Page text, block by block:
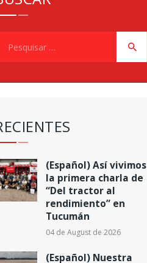
(Español) Así vivimos
la primera charla de
“Del tractor al
rendimiento” en
Tucumán
04 de August de 2026
(Español) Nuestra